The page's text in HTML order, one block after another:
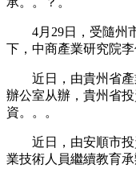
4月29日，受隨州市
下，中商產業研究院
近日，由貴州省產
辦公室从辦，貴州省
資。。。
近日，由安順市投
業技術人員繼續教育承